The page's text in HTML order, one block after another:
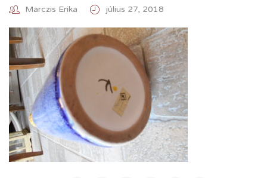
Marczis Erika július 27, 2018